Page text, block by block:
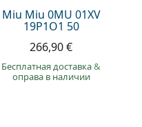
Miu Miu 0MU 01XV
19P1O1 50
266,90 €
Бесплатная доставка&
оправа в наличии